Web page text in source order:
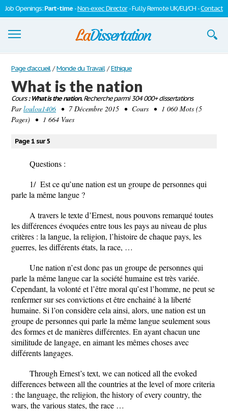
Job Openings:Part-time -Non-exec Director- Fully Remote UK/EU/CH -Contact
Dissertations
S'inscrire
Se connecter
Page d'accueil / Monde du Travail / Ethique
What is the nation
Cours: What is the nation.Recherche parmi 304 000+ dissertations
Parloulou1406 • 7 Décembre 2015 • Cours • 1 060 Mots (5
Pages) • 1 664 Vues
Page 1 sur 5
Questions :
1/ Est ce qu’une nation est un groupe de personnes qui
parle la même langue ?
A travers le texte d’Ernest, nous pouvons remarqué toutes
les différences évoquées entre tous les pays au niveau de plus
critères : la langue, la religion, l’histoire de chaque pays, les
guerres, les différents états, la race, …
Une nation n’est donc pas un groupe de personnes qui
parle la même langue car la société humaine est très variée.
Cependant, la volonté et l’être moral qu’est l’homme, ne peut se
renfermer sur ses convictions et être enchainé à la liberté
humaine. Si l’on considère cela ainsi, alors, une nation est un
groupe de personnes qui parle la même langue seulement sous
des formes et de manières différentes. En ayant chacun une
similitude de langage, en aimant les mêmes choses avec
différents langages.
Through Ernest’s text, we can noticed all the evoked
differences between all the countries at the level of more criteria
: the language, the religion, the history of every country, the
wars, the various states, the race …